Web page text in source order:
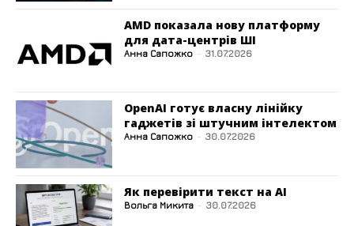
AMD показала нову платформу
для дата-центрів ШІ
Анна Сапожко - 31.07.2026
OpenAI готує власну лінійку
гаджетів зі штучним інтелектом
Анна Сапожко - 30.07.2026
Як перевірити текст на AI
Вольга Микита - 30.07.2026